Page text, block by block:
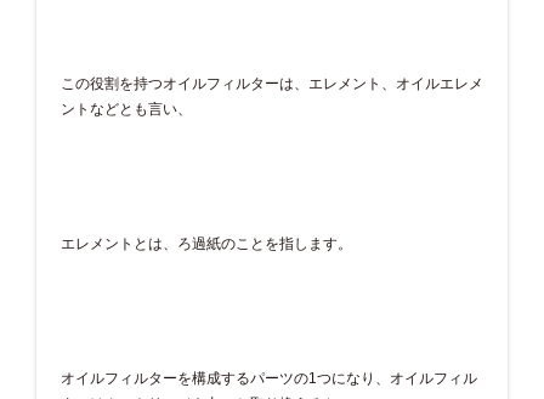
この役割を持つオイルフィルターは、エレメント、オイルエレメ
ントなどとも言い、
エレメントとは、ろ過紙のことを指します。
オイルフィルターを構成するパーツの1つになり、オイルフィル